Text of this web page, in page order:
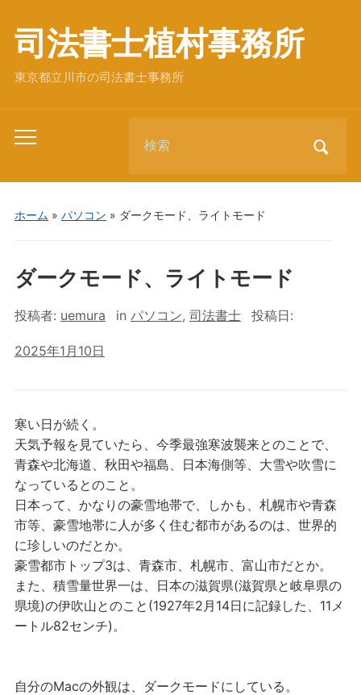
司法書士植村事務所
東京都立川市の司法書士事務所
Toggle
menu
for:
ホーム » パソコン » ダークモード、ライトモード
ダークモード、ライトモード
投稿者: uemura in パソコン, 司法書士 投稿日:
2025年1月10日
寒い日が続く。
天気予報を見ていたら、今季最強寒波襲来とのことで、
青森や北海道、秋田や福島、日本海側等、大雪や吹雪に
なっているとのこと。
日本って、かなりの豪雪地帯で、しかも、札幌市や青森
市等、豪雪地帯に人が多く住む都市があるのは、世界的
に珍しいのだとか。
豪雪都市トップ3は、青森市、札幌市、富山市だとか。
また、積雪量世界一は、日本の滋賀県(滋賀県と岐阜県の
県境)の伊吹山とのこと(1927年2月14日に記録した、11メ
ートル82センチ)。
自分のMacの外観は、ダークモードにしている。